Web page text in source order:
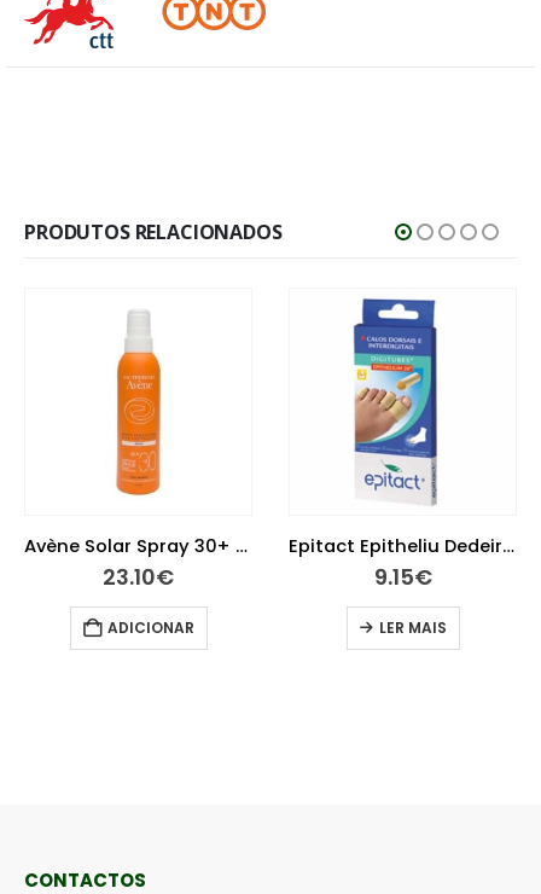
PRODUTOS RELACIONADOS
Epitact Epitheliu Dedeira Tl
9.15€
LER MAIS
Super Creme Fixador Próteses Sem Sabor 40 g
11.10€
ADICIONAR
CONTACTOS